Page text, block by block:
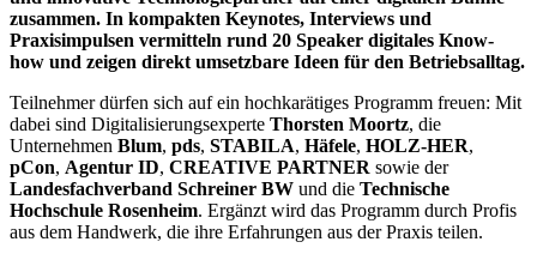
zusammen. In kompakten Keynotes, Interviews und
Praxisimpulsen vermitteln rund 20 Speaker digitales Know-
how und zeigen direkt umsetzbare Ideen für den Betriebsalltag.
Teilnehmer dürfen sich auf ein hochkarätiges Programm freuen: Mit
dabei sind Digitalisierungsexperte Thorsten Moortz, die
Unternehmen Blum, pds, STABILA, Häfele, HOLZ-HER,
pCon, Agentur ID, CREATIVE PARTNER sowie der
Landesfachverband Schreiner BW und die Technische
Hochschule Rosenheim. Ergänzt wird das Programm durch Profis
aus dem Handwerk, die ihre Erfahrungen aus der Praxis teilen.